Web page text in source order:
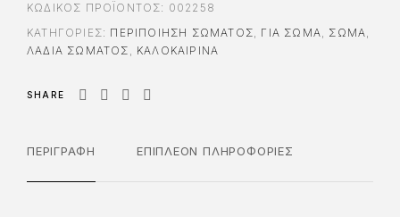
ΚΩΔΙΚΌΣ ΠΡΟΪΌΝΤΟΣ: 002258
ΚΑΤΗΓΟΡΊΕΣ: ΠΕΡΙΠΟΊΗΣΗ ΣΏΜΑΤΟΣ, ΓΙΑ ΣΏΜΑ, ΣΩΜΑ,
ΛΆΔΙΑ ΣΏΜΑΤΟΣ , ΚΑΛΟΚΑΙΡΙΝΑ
SHARE
ΠΕΡΙΓΡΑΦΉ ΕΠΙΠΛΈΟΝ ΠΛΗΡΟΦΟΡΊΕΣ